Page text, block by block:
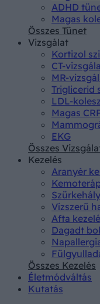
ADHD
Magas
Összes Tünet
Vizsgálat
Kortizol
CT-
MR-
Triglicerid
LDL-
Magas
EKG
Összes
Kezelés
Aranyér
Vízszerű
Afta
Dagadt
Összes Kezelés
Életmódváltás
Kutatás